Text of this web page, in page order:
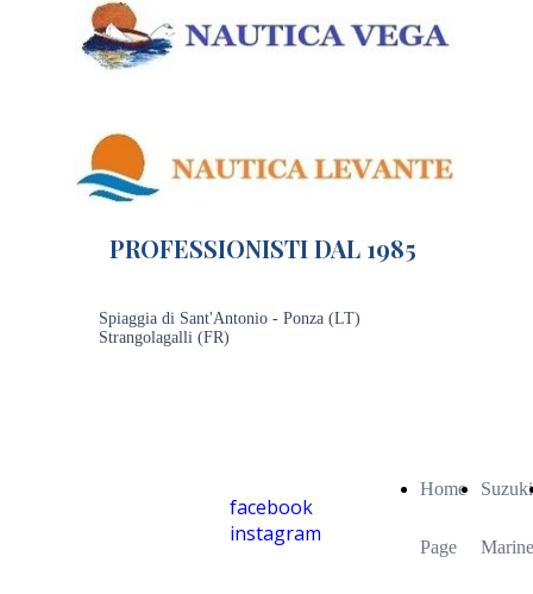
PROFESSIONISTI DAL 1985
Spiaggia di Sant'Antonio - Ponza (LT)
Strangolagalli (FR)
facebook
instagram
Home
Page
Suzuki
Marine